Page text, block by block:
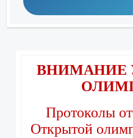
ВНИМАНИЕ
Протоколы
Открытой